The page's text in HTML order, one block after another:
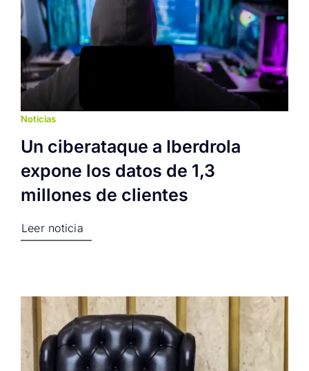
Noticias
Un ciberataque a Iberdrola
expone los datos de 1,3
millones de clientes
Leer noticia